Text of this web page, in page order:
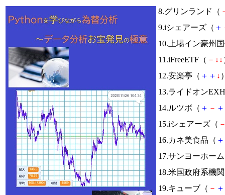
8.グリンランド（
9.iシェアーズ（ ＋
10.上場イン豪州
11.iFreeETF（ － ↓ ↓
12.安楽亭（ ＋ ＋ ↓
13.ライドオン
14.ルツボ（ ＋ － ＋
15.iシェアーズ（
16.カネ美食品（ ＋
17.サンヨーホー
18.米国政府系機
19.キューブ（ － ＋